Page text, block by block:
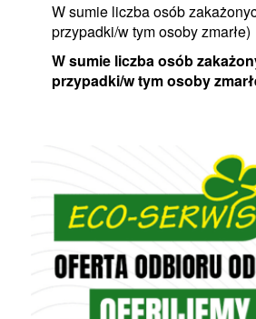
W sumie liczba osób
przypadki/w tym osoby zmarłe)
W sumie liczba osób
przypadki/w tym osoby